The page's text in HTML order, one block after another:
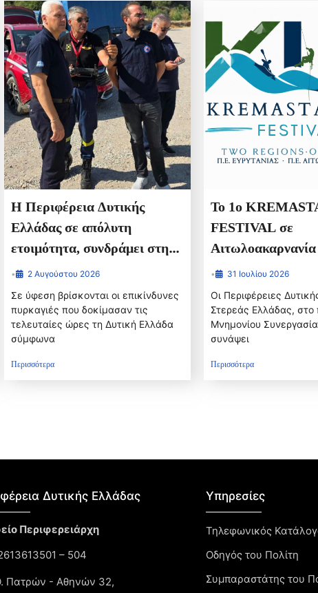
Η Περιφέρεια Δυτικής
Ελλάδας σε απόλυτη
ετοιμότητα, συνδράμει στην
πρώτη γραμμή της μάχης για
την αντιμετώπιση των
πυρκαγιών
• 2 Αυγούστου 2026
Σε ύφεση βρίσκονται οι επικίνδυνες
πυρκαγιές που δοκίμασαν τις
τελευταίες ώρες τη Δυτική Ελλάδα
σύμφωνα
Περισσότερα
Το 1ο
FESTIVAL σε
Αιτωλοακαρνανία
Ευρυτανία
• 31 Ιουλίου 2026
Οι Περιφέρειες
Στερεάς Ελλάδας, στο
Μνημονίου
συνάψει
Περισσότερα
Δυτικής Ελλάδας​
Περιφερειάρχη
– 504
Πατρών - Αθηνών 32,
Υπηρεσίες
Τηλεφωνικός
Οδηγός του Πολίτη
Συμπαραστάτης του